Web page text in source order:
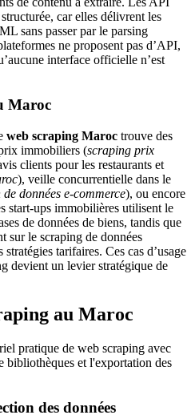
car elles délivrent les
sans passer par le parsing
ne proposent pas d’API,
interface officielle n’est
Maroc
web scraping Maroc trouve des
immobiliers (scraping prix
clients pour les restaurants et
), veille concurrentielle dans le
données e‑commerce), ou encore
start‑ups immobilières utilisent le
de données de biens, tandis que
sur le scraping de données
tarifaires. Ces cas d’usage
devient un levier stratégique de
au Maroc
des données